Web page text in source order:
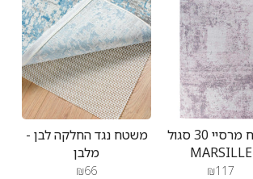
משטח נגד החלקה לבן -
מלבן
₪66
שטיח מרסיי 30 סגול
MARSILLE
₪117